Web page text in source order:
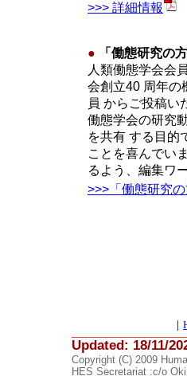
>>> 詳細情報
●
「働態研究の
人類働態学会会
会創立40 周年の
員 からご投稿い
働態学会の研究
を共有 する目的
ことを喜んでい
るよう、編集ワ
>>>「働態研究
｜
Updated: 18/11/
Copyright (C) 2009
HES Secretariat :c/o